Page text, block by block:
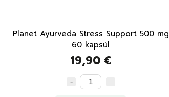
Planet Ayurveda Stress Support 500 mg
60 kapsúl
19,90 €